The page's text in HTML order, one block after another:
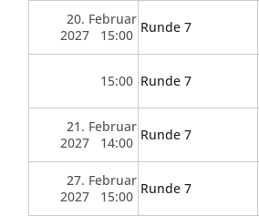
20. Februar
2027 15:00 Runde 7
15:00 Runde 7
21. Februar
2027 14:00 Runde 7
27. Februar
2027 15:00 Runde 7